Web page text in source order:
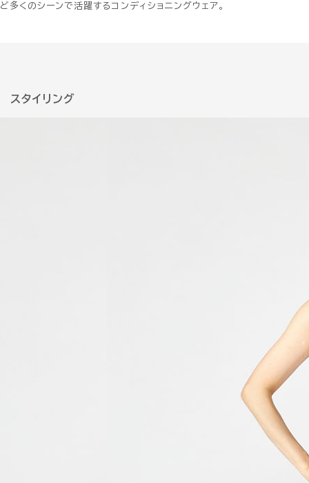
ど多くのシーンで活躍するコンディショニングウェア。
スタイリング